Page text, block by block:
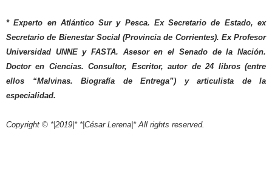
* Experto en Atlántico Sur y Pesca. Ex Secretario de Estado, ex
Secretario de Bienestar Social (Provincia de Corrientes). Ex Profesor
Universidad UNNE y FASTA. Asesor en el Senado de la Nación.
Doctor en Ciencias. Consultor, Escritor, autor de 24 libros (entre
ellos “Malvinas. Biografía de Entrega”) y articulista de la
especialidad.
Copyright © *|2019|* *|César Lerena|* All rights reserved.